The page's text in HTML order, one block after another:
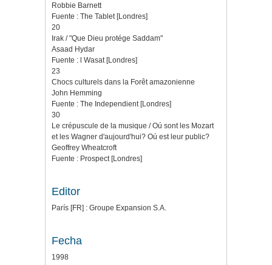
Robbie Barnett
Fuente : The Tablet [Londres]
20
Irak / "Que Dieu protége Saddam"
Asaad Hydar
Fuente : l Wasat [Londres]
23
Chocs culturels dans la Forêt amazonienne
John Hemming
Fuente : The Independient [Londres]
30
Le crépuscule de la musique / Oú sont les Mozart
et les Wagner d'aujourd'hui? Oú est leur public?
Geoffrey Wheatcroft
Fuente : Prospect [Londres]
Editor
París [FR] : Groupe Expansion S.A.
Fecha
1998